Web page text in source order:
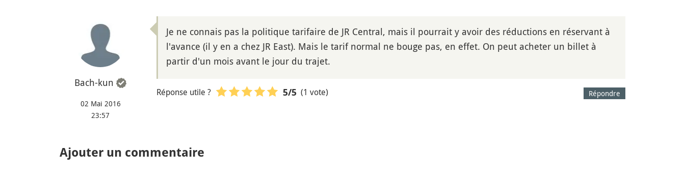
Bach-kun
02 Mai 2016
23:57
Je ne connais pas la politique tarifaire de JR Central, mais il pourrait y avoir des réductions en réservant à
l'avance (il y en a chez JR East). Mais le tarif normal ne bouge pas, en effet. On peut acheter un billet à
partir d'un mois avant le jour du trajet.
Répondre
Réponse utile ? 5/5 (1 vote)
Ajouter un commentaire